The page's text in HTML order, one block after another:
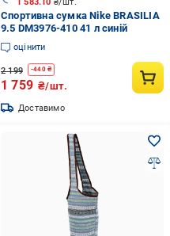
Спортивна сумка Nike BRASILIA
9.5 DM3976-410 41 л синій
оцінити
2 199 -440₴
1 759 ₴/шт.
Доставимо